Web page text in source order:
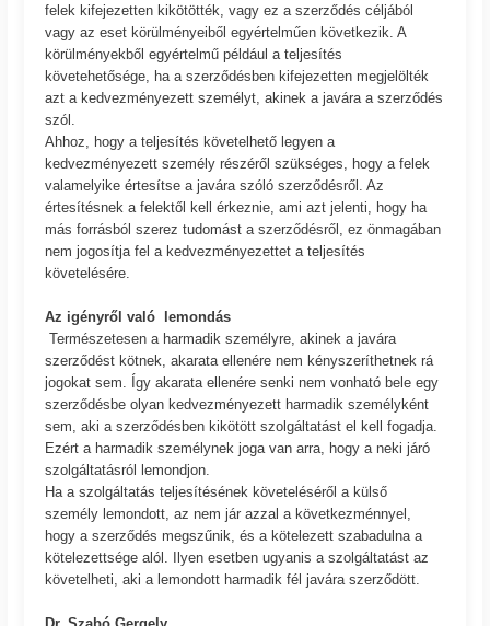
felek kifejezetten kikötötték, vagy ez a szerződés céljából
vagy az eset körülményeiből egyértelműen következik. A
körülményekből egyértelmű például a teljesítés
követehetősége, ha a szerződésben kifejezetten megjelölték
azt a kedvezményezett személyt, akinek a javára a szerződés
szól.
Ahhoz, hogy a teljesítés követelhető legyen a
kedvezményezett személy részéről szükséges, hogy a felek
valamelyike értesítse a javára szóló szerződésről. Az
értesítésnek a felektől kell érkeznie, ami azt jelenti, hogy ha
más forrásból szerez tudomást a szerződésről, ez önmagában
nem jogosítja fel a kedvezményezettet a teljesítés
követelésére.
Az igényről való lemondás
Természetesen a harmadik személyre, akinek a javára
szerződést kötnek, akarata ellenére nem kényszeríthetnek rá
jogokat sem. Így akarata ellenére senki nem vonható bele egy
szerződésbe olyan kedvezményezett harmadik személyként
sem, aki a szerződésben kikötött szolgáltatást el kell fogadja.
Ezért a harmadik személynek joga van arra, hogy a neki járó
szolgáltatásról lemondjon.
Ha a szolgáltatás teljesítésének követeléséről a külső
személy lemondott, az nem jár azzal a következménnyel,
hogy a szerződés megszűnik, és a kötelezett szabadulna a
kötelezettsége alól. Ilyen esetben ugyanis a szolgáltatást az
követelheti, aki a lemondott harmadik fél javára szerződött.